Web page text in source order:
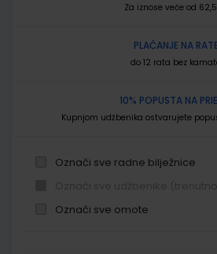
Za iznose veće od
PLAĆANJE NA RATE
do 12 rata bez
10% POPUSTA NA
Kupnjom udžbenika ostvarujete
Označi sve radne bilježnice
Označi sve omote